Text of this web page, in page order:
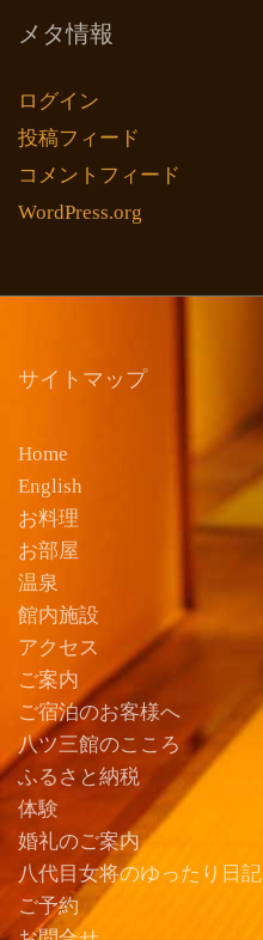
メタ情報
ログイン
投稿フィード
コメントフィード
WordPress.org
サイトマップ
Home
English
お料理
お部屋
温泉
館内施設
アクセス
ご案内
ご宿泊のお客様へ
八ツ三館のこころ
ふるさと納税
体験
婚礼のご案内
八代目女将のゆったり日記
ご予約